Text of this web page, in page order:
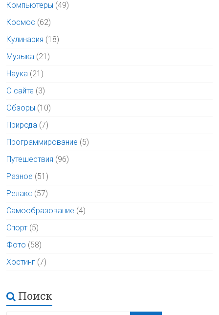
Компьютеры (49)
Космос (62)
Кулинария (18)
Музыка (21)
Наука (21)
О сайте (3)
Обзоры (10)
Природа (7)
Программирование (5)
Путешествия (96)
Разное (51)
Релакс (57)
Самообразование (4)
Спорт (5)
Фото (58)
Хостинг (7)
Поиск